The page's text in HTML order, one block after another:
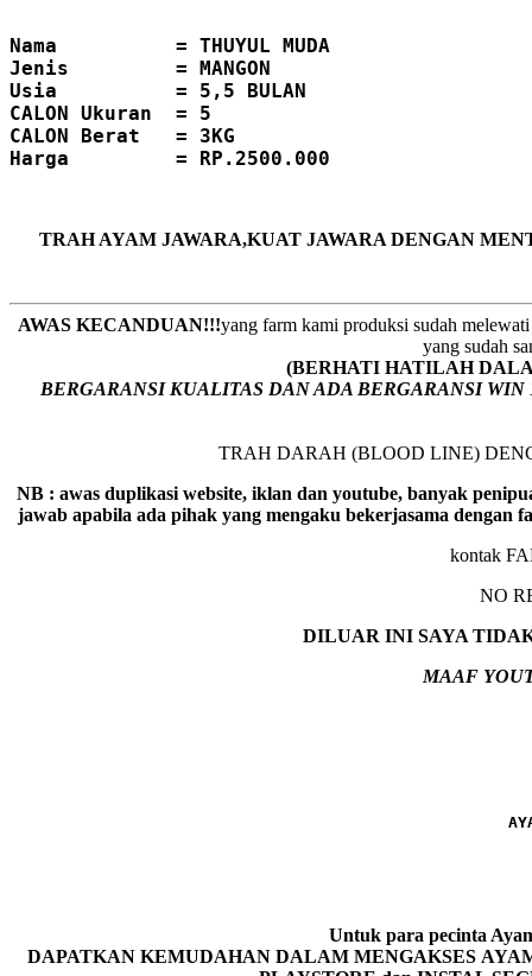
Nama          = THUYUL MUDA
Jenis         = MANGON
Usia          = 5,5 BULAN
CALON Ukuran  = 5
CALON Berat   = 3KG
TRAH AYAM JAWARA,KUAT JAWARA DENGAN
AWAS KECANDUAN!!!yang farm kami produksi sudah
yang sudah
(BERHATI HATILAH
BERGARANSI KUALITAS DAN ADA BERGARANSI WIN
TRAH DARAH (BLOOD LINE)
NB : awas duplikasi website, iklan dan youtube, banyak
jawab apabila ada pihak yang mengaku bekerjasama dengan
kontak
NO
DILUAR INI SAYA
MAAF
Untuk para pecinta
DAPATKAN KEMUDAHAN DALAM MENGAKSES